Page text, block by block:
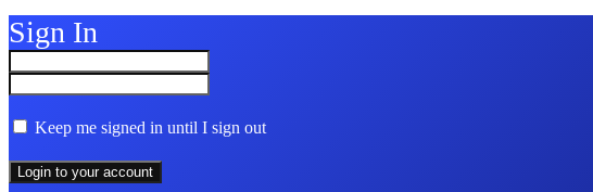
Sign In
Keep me signed in until I sign out